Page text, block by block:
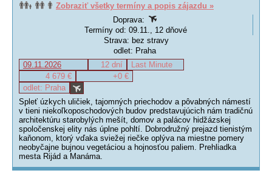
Zobraziť všetky termíny a popis zájazdu »
Doprava:
Termíny od: 09.11., 12 dňové
Strava: bez stravy
odlet: Praha
09.11.2026
12 dní
Last Minute
4 679 €
+0 €
odlet: Praha
Spleť úzkych uličiek, tajomných priechodov a pôvabných námestí
v tieni niekoľkoposchodových budov predstavujúcich nám tradičnú
architektúru starobylých mešít, domov a palácov hidžázskej
spoločenskej elity nás úplne pohltí. Dobrodružný prejazd tienistým
kaňonom, ktorý vďaka sviežej riečke oplýva na miestne pomery
neobyčajne bujnou vegetáciou a hojnosťou paliem. Prehliadka
mesta Rijád a Manáma.